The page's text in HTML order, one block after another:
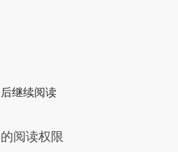
。继续阅读
阅读权限